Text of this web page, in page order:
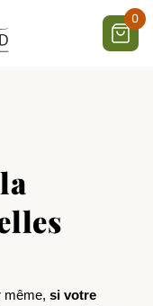
0
même, si votre